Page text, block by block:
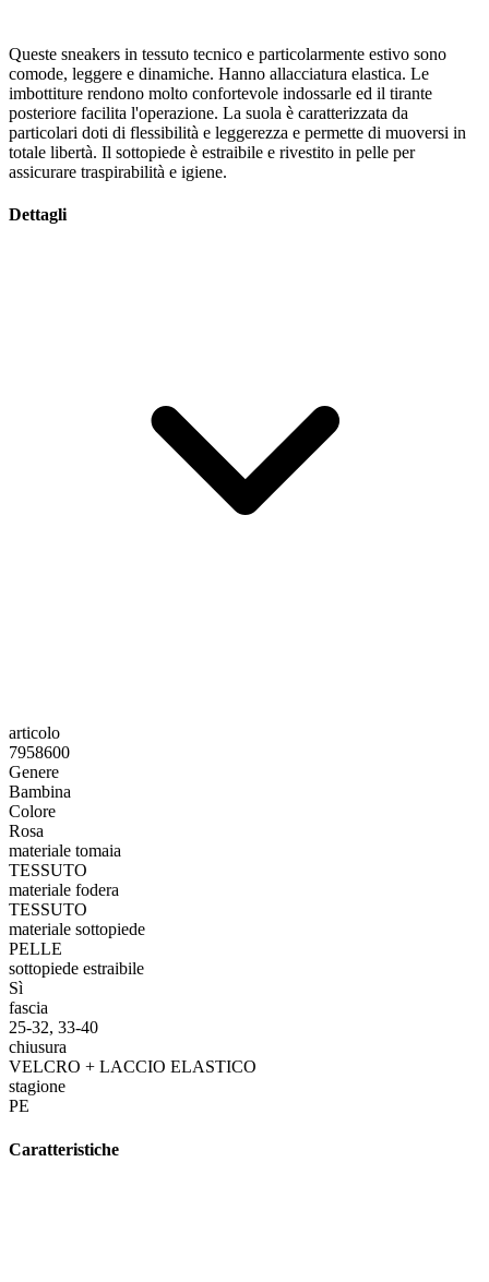
Queste sneakers in tessuto tecnico e particolarmente estivo sono
comode, leggere e dinamiche. Hanno allacciatura elastica. Le
imbottiture rendono molto confortevole indossarle ed il tirante
posteriore facilita l'operazione. La suola è caratterizzata da
particolari doti di flessibilità e leggerezza e permette di muoversi in
totale libertà. Il sottopiede è estraibile e rivestito in pelle per
assicurare traspirabilità e igiene.
Dettagli
articolo
7958600
Genere
Bambina
Colore
Rosa
materiale tomaia
TESSUTO
materiale fodera
TESSUTO
materiale sottopiede
PELLE
sottopiede estraibile
Sì
fascia
25-32, 33-40
chiusura
VELCRO + LACCIO ELASTICO
stagione
PE
Caratteristiche